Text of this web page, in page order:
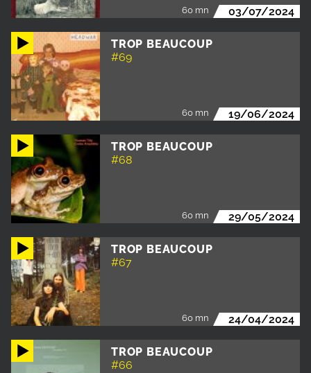
60 mn 03/07/2024
TROP BEAUCOUP
#69
60 mn 19/06/2024
TROP BEAUCOUP
#68
60 mn 29/05/2024
TROP BEAUCOUP
#67
60 mn 24/04/2024
TROP BEAUCOUP
#66